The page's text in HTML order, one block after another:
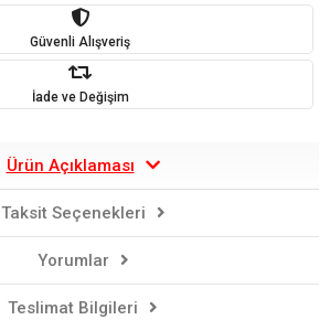
Güvenli Alışveriş
İade ve Değişim
Ürün Açıklaması
Taksit Seçenekleri
Yorumlar
Teslimat Bilgileri